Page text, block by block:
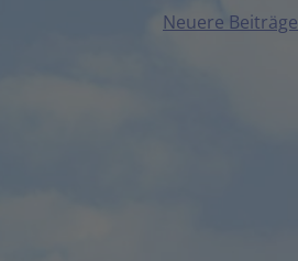
Neuere Beiträge